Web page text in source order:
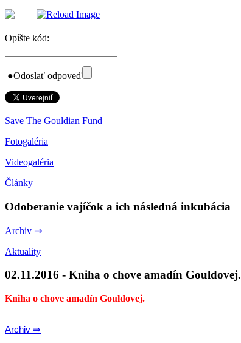
Opíšte kód:
●Odoslať odpoveď
Save The Gouldian Fund
Fotogaléria
Videogaléria
Články
Odoberanie vajíčok a ich následná inkubácia
Archiv ⇒
Aktuality
02.11.2016 - Kniha o chove amadín Gouldovej.
Kniha o chove amadín Gouldovej.
Archiv ⇒